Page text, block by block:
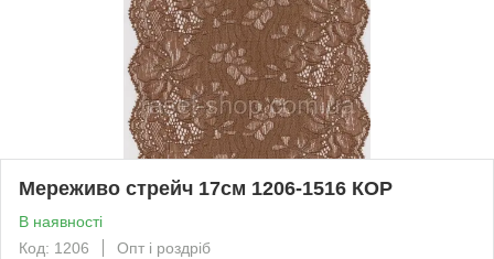
Мереживо стрейч 17см 1206-1516 КОР
В наявності
Код: 1206
Опт і роздріб